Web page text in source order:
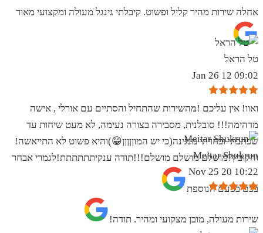
אחלה שירות מהיר קליל ופשוט. קיבלתי גינגל מעולה ומקצועי מאוד
טל הראל
09:02 12 Jan 26
ואוו! אין עליכם !מהשירות שהתחיל והסתיים עם אורלי , אישה
מדהימה!!! סובלנית, מסבירה בצורה נעימה, לא מעט שיחות עד
שכתבתי ובחרתי מנגינה(כי יש המוןןןןן😁)והיא פשוט לא התייאשה!
והקובץ?מושלם מושלם מושלם!!!תודה ענקיתתתתתת!לגמרי אבחר
בכם בפעם הנוספת
Meitar Shukrun
10:22 20 Nov 25
שירות מעולה, מובן מצקועי ומהיר. תודה!